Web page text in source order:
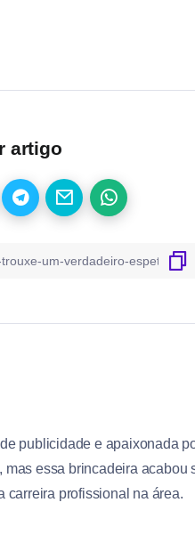
artigo
publicidade e apaixonada
essa brincadeira acabou
carreira profissional na área.